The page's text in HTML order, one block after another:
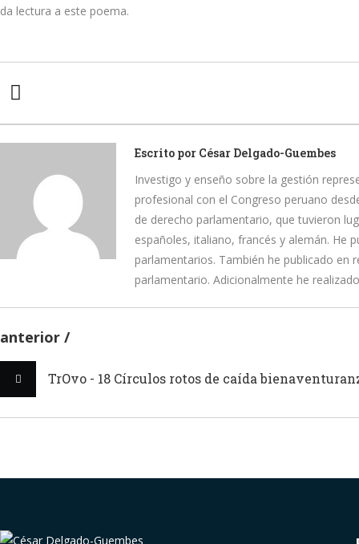
da lectura a este poema.
Escrito por César Delgado-Guembes
Investigo y enseño sobre la gestión
profesional con el Congreso peruano
de derecho parlamentario, que tuvieron
españoles, italiano, francés y alemán. He
parlamentarios. También he publicado en
parlamentario. Adicionalmente he
anterior
TrOvo - 18 Círculos rotos de caída